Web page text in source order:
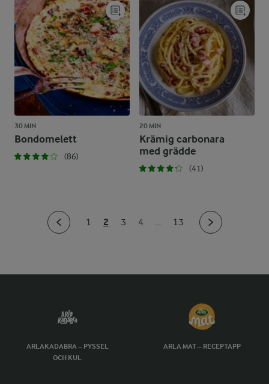
30 MIN
Bondomelett
(86)
20 MIN
Krämig carbonara
med grädde
(41)
1 2 3 4 ... 13
ARLAKADABRA – PYSSEL
OCH KUL
ARLA MAT – RECEPTAPP